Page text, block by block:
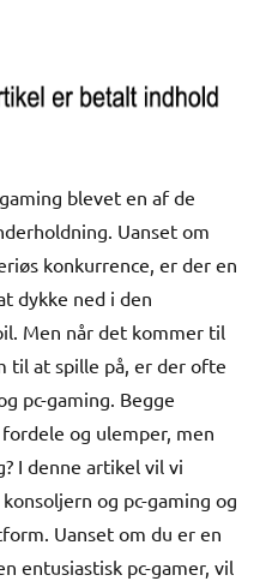
blevet en af ​​de
Uanset om
konkurrence, er der en
dykke ned i den
Men når det kommer til
til at spille på, er der ofte
pc-gaming. Begge
og ulemper, men
I denne artikel vil vi
og pc-gaming og
Uanset om du er en
entusiastisk pc-gamer, vil